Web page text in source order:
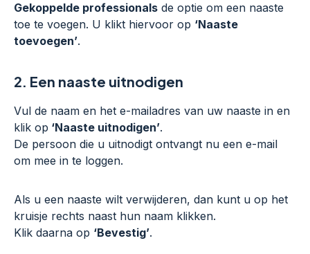
Gekoppelde professionals de optie om een naaste
toe te voegen. U klikt hiervoor op ‘Naaste
toevoegen’.
2. Een naaste uitnodigen
Vul de naam en het e-mailadres van uw naaste in en
klik op ‘Naaste uitnodigen’.
De persoon die u uitnodigt ontvangt nu een e-mail
om mee in te loggen.
Als u een naaste wilt verwijderen, dan kunt u op het
kruisje rechts naast hun naam klikken.
Klik daarna op ‘Bevestig’.